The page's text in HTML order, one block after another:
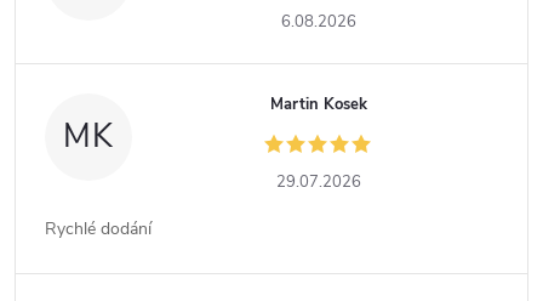
6.08.2026
MK
Martin Kosek
29.07.2026
Rychlé dodání